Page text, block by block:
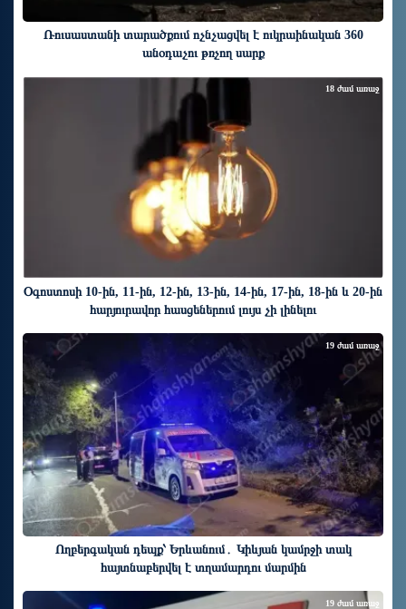
Ռուսաստանի տարածքում ոչնչացվել է ուկրաինական 360
անօդաչու թռչող սարք
Օգոստոսի 10-ին, 11-ին, 12-ին, 13-ին, 14-ին, 17-ին, 18-ին և 20-ին
հարյուրավոր հասցեներում լույս չի լինելու
18 ժամ առաջ
Ողբերգական դեպք՝ Երևանում․ Կիևյան կամրջի տակ
հայտնաբերվել է տղամարդու մարմին
19 ժամ առաջ
19 ժամ առաջ